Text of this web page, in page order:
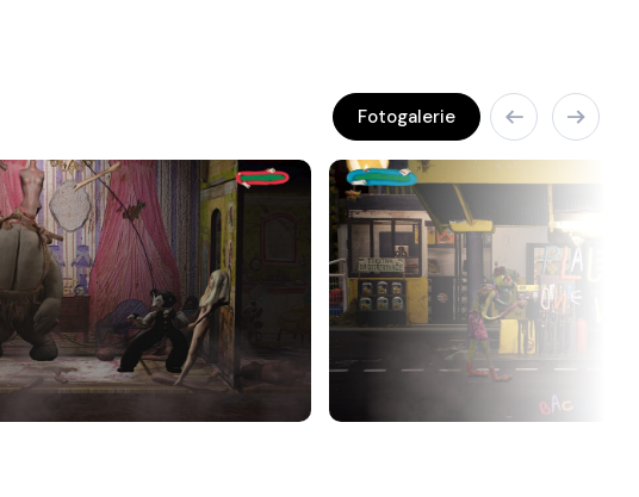
Fotogalerie